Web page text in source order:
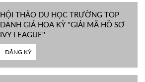
HỘI THẢO DU HỌC TRƯỜNG TOP
DANH GIÁ HOA KỲ ''GIẢI MÃ HỒ SƠ
IVY LEAGUE''
ĐĂNG KÝ